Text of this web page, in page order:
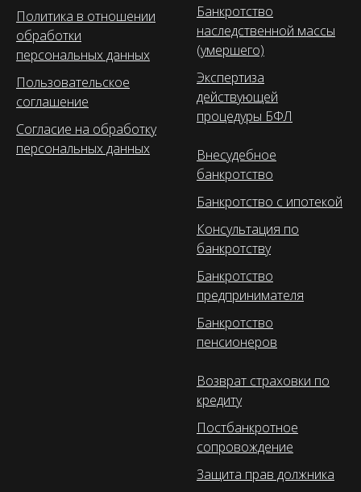
Политика в отношении
обработки
персональных данных
Пользовательское
соглашение
Согласие на обработку
персональных данных
Банкротство
наследственной массы
(умершего)
Экспертиза
действующей
процедуры БФЛ
Внесудебное
банкротство
Банкротство с ипотекой
Консультация по
банкротству
Банкротство
предпринимателя
Банкротство
пенсионеров
Возврат страховки по
кредиту
Постбанкротное
сопровождение
Защита прав должника